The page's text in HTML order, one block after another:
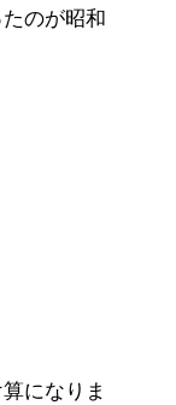
のが昭和
になりま